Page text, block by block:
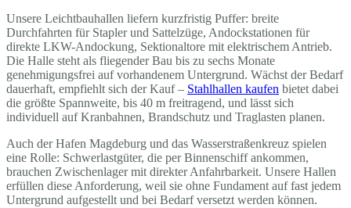
Unsere Leichtbauhallen liefern kurzfristig Puffer: breite
Durchfahrten für Stapler und Sattelzüge, Andockstationen für
direkte LKW-Andockung, Sektionaltore mit elektrischem Antrieb.
Die Halle steht als fliegender Bau bis zu sechs Monate
genehmigungsfrei auf vorhandenem Untergrund. Wächst der Bedarf
dauerhaft, empfiehlt sich der Kauf – Stahlhallen kaufen bietet dabei
die größte Spannweite, bis 40 m freitragend, und lässt sich
individuell auf Kranbahnen, Brandschutz und Traglasten planen.
Auch der Hafen Magdeburg und das Wasserstraßenkreuz spielen
eine Rolle: Schwerlastgüter, die per Binnenschiff ankommen,
brauchen Zwischenlager mit direkter Anfahrbarkeit. Unsere Hallen
erfüllen diese Anforderung, weil sie ohne Fundament auf fast jedem
Untergrund aufgestellt und bei Bedarf versetzt werden können.